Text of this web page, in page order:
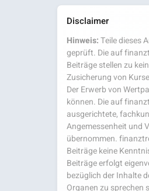
Disclaimer
Hinweis:Teile dieses
geprüft. Die auf
Beiträge stellen zu
Zusicherung von
Der Erwerb von
können. Die auf
ausgerichtete,
Angemessenheit und
übernommen.
Beiträge keine
Beiträge erfolgt
bezüglich der Inhalte
Organen zu sprechen